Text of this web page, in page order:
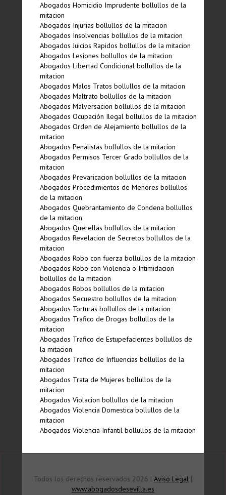
Abogados Homicidio Imprudente bollullos de la
mitacion
Abogados Injurias bollullos de la mitacion
Abogados Insolvencias bollullos de la mitacion
Abogados Juicios Rapidos bollullos de la mitacion
Abogados Lesiones bollullos de la mitacion
Abogados Libertad Condicional bollullos de la
mitacion
Abogados Malos Tratos bollullos de la mitacion
Abogados Maltrato bollullos de la mitacion
Abogados Malversacion bollullos de la mitacion
Abogados Ocupación Ilegal bollullos de la mitacion
Abogados Orden de Alejamiento bollullos de la
mitacion
Abogados Penalistas bollullos de la mitacion
Abogados Permisos Tercer Grado bollullos de la
mitacion
Abogados Prevaricacion bollullos de la mitacion
Abogados Procedimientos de Menores bollullos
de la mitacion
Abogados Quebrantamiento de Condena bollullos
de la mitacion
Abogados Querellas bollullos de la mitacion
Abogados Revelacion de Secretos bollullos de la
mitacion
Abogados Robo con fuerza bollullos de la mitacion
Abogados Robo con Violencia o Intimidacion
bollullos de la mitacion
Abogados Robos bollullos de la mitacion
Abogados Secuestro bollullos de la mitacion
Abogados Torturas bollullos de la mitacion
Abogados Trafico de Drogas bollullos de la
mitacion
Abogados Trafico de Estupefacientes bollullos de
la mitacion
Abogados Trafico de Influencias bollullos de la
mitacion
Abogados Trata de Mujeres bollullos de la
mitacion
Abogados Violacion bollullos de la mitacion
Abogados Violencia Domestica bollullos de la
mitacion
Abogados Violencia Infantil bollullos de la mitacion
Todos los derechos reservados 2026 | Aviso Legal |
www.abogadosdesevilla.es